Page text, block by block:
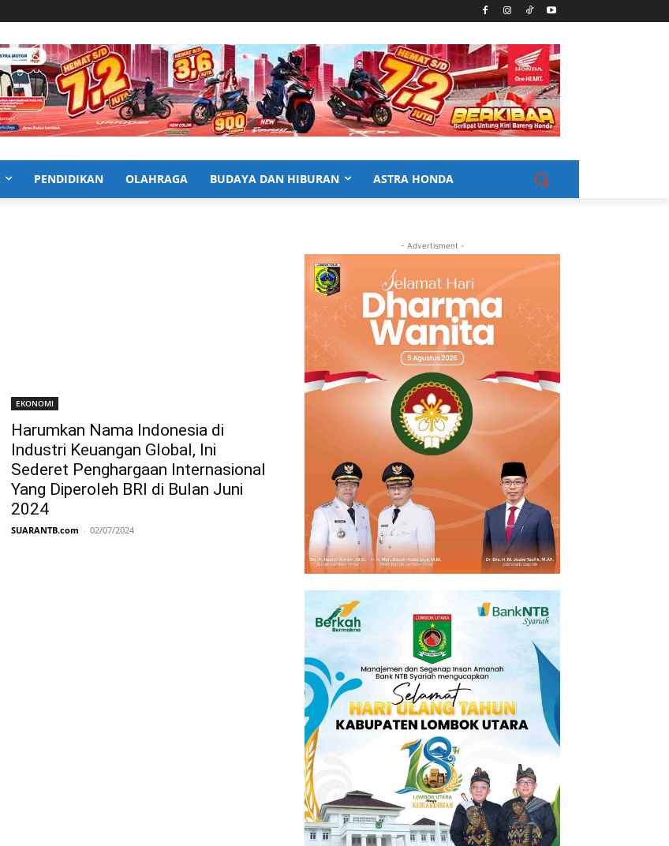
PENDIDIKAN OLAHRAGA BUDAYA DAN HIBURAN ASTRA HONDA
EKONOMI
Harumkan Nama Indonesia di
Industri Keuangan Global, Ini
Sederet Penghargaan Internasional
Yang Diperoleh BRI di Bulan Juni
2024
SUARANTB.com - 02/07/2024
- Advertisment -